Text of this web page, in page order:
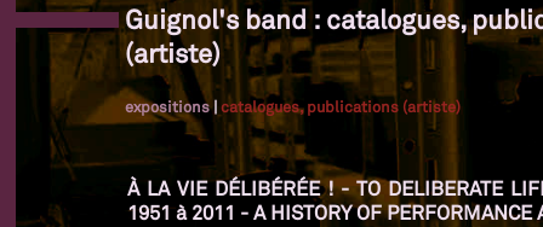
Guignol's band : catalogues,
(artiste)
expositions|catalogues, publications (artiste)
À LA VIE DÉLIBÉRÉE ! - TO DELIBERATE
1951 à 2011 - A HISTORY OF